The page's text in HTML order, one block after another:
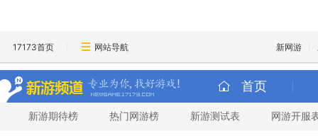
17173首页 网站导航 新网游
首页
新游期待榜 热门网游榜 新游测试表 网游开服